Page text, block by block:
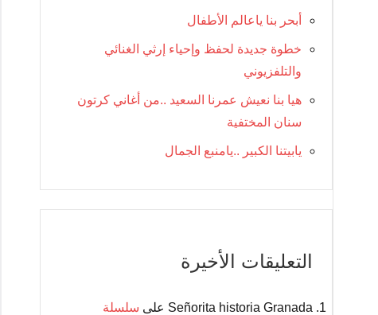
أبحر بنا ياعالم الأطفال
خطوة جديدة لحفظ وإحياء إرثي الغنائي
والتلفزيوني
هيا بنا نعيش عمرنا السعيد ..من أغاني كرتون
سنان المختفية
يابيتنا الكبير ..يامنبع الجمال
التعليقات الأخيرة
Señorita historia Granada على سلسلة